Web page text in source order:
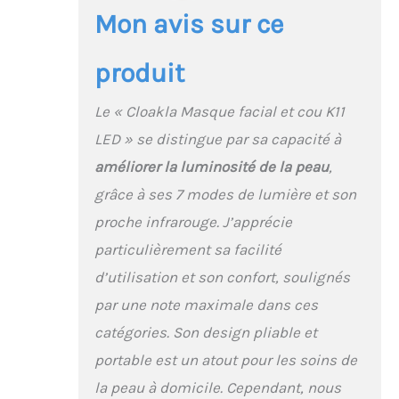
de soins de la peau à
personnels. Soutenu
par notre promesse de
remplacement sans
tracas de 365 jours et
notre équipe de service
client dédiée. 7 modes
d'éclairage
personnalisables pour
un soin ciblé –
Basculez entre 7
couleurs LED
spécialisées + lumière
infrarouge NiR : rouge
pour la revitalisation de
la peau | Bleu pour la
Mon avis sur ce
produit
Le « Cloakla Masque facial et cou K11
LED » se distingue par sa capacité à
améliorer la luminosité de la peau,
grâce à ses 7 modes de lumière et son
proche infrarouge. J’apprécie
particulièrement sa facilité
d’utilisation et son confort, soulignés
par une note maximale dans ces
catégories. Son design pliable et
portable est un atout pour les soins de
la peau à domicile. Cependant, nous